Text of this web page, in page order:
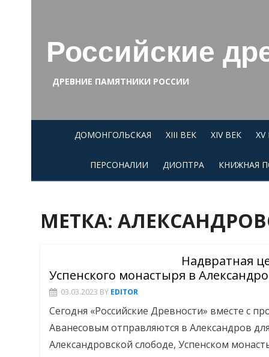
content
Российские
ДРЕВНИЕ ПАМЯТНИКИ РОССИИ
ДОМОНГОЛЬСКАЯ XIII ВЕК XIV ВЕК
ПЕРСОНАЛИИ ДИОПТРА КНИЖНАЯ
МЕТКА:
Надвратная
Успенского монастыря в
03.03.2023 BY EDITOR
Сегодня «Российские Древности» вместе с
Аванесовым отправляются в Александров
Александровской слободе, Успенском